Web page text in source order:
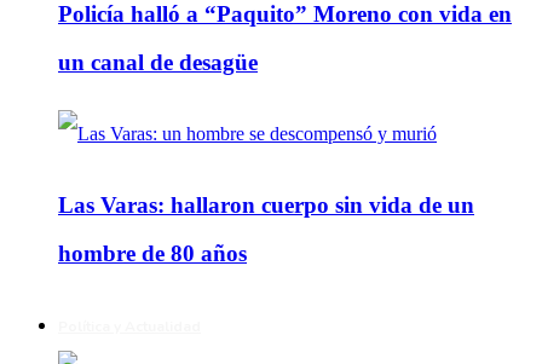
Policía halló a “Paquito” Moreno con vida en
un canal de desagüe
Las Varas: hallaron cuerpo sin vida de un
hombre de 80 años